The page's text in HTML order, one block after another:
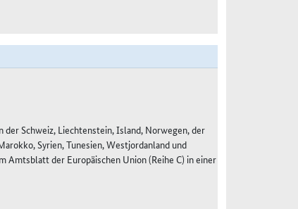
Schweiz, Liechtenstein, Island, Norwegen, der
Syrien, Tunesien, Westjordanland und
Amtsblatt der Europäischen Union (Reihe C) in einer